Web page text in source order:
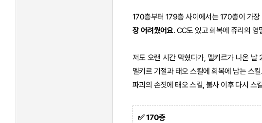
170층부터 179층 사이에서는 170층이 가
장 어려웠어요. CC도 있고 회복에 쥬리의 영
저도 오랜 시간 막혔다가, 멜키르가 나온 날
멜키르 기절과 태오 스킬에 회복에 남는 스
파괴의 손짓에 태오 스킬, 불사 이후 다시 스
✅ 170층